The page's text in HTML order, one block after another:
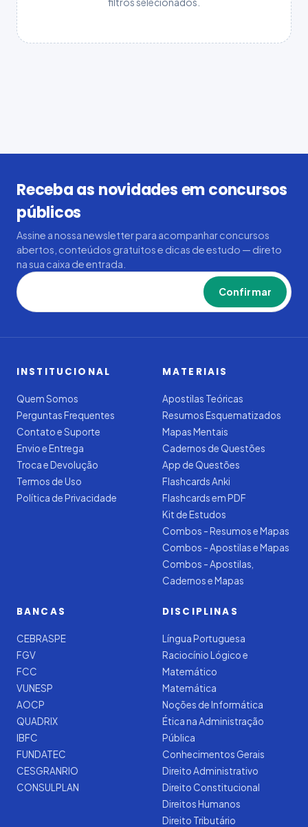
Receba as novidades em concursos
públicos
Assine a nossa newsletter para acompanhar concursos
abertos, conteúdos gratuitos e dicas de estudo — direto
na sua caixa de entrada.
Confirmar
INSTITUCIONAL
Quem Somos
Perguntas Frequentes
Contato e Suporte
Envio e Entrega
Troca e Devolução
Termos de Uso
Política de Privacidade
MATERIAIS
Apostilas Teóricas
Resumos Esquematizados
Mapas Mentais
Cadernos de Questões
App de Questões
Flashcards Anki
Flashcards em PDF
Kit de Estudos
Combos - Resumos e Mapas
Combos - Apostilas e Mapas
Combos - Apostilas,
Cadernos e Mapas
BANCAS
CEBRASPE
FGV
FCC
VUNESP
AOCP
QUADRIX
IBFC
FUNDATEC
CESGRANRIO
CONSULPLAN
DISCIPLINAS
Língua Portuguesa
Raciocínio Lógico e
Matemático
Matemática
Noções de Informática
Ética na Administração
Pública
Conhecimentos Gerais
Direito Administrativo
Direito Constitucional
Direitos Humanos
Direito Tributário